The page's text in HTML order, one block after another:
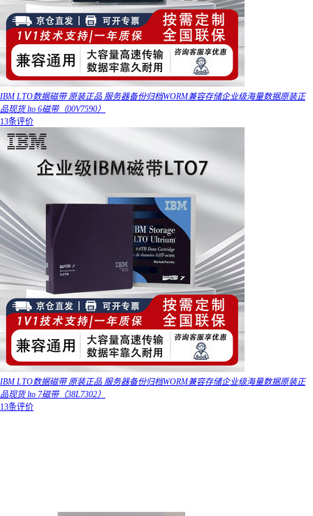
IBM LTO数据磁带 原装正品 服务器备份归档WORM兼容存储企业级海量数据原装正
品现货 lto 6磁带（00V7590）
13条评价
IBM LTO数据磁带 原装正品 服务器备份归档WORM兼容存储企业级海量数据原装正
品现货 lto 7磁带（38L7302）
13条评价